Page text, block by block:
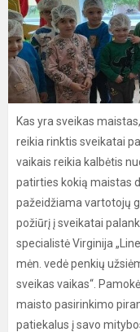
Kas yra sveikas
reikia rinktis sveikatai
vaikais reikia kalbėtis
patirties kokią maistas
pažeidžiama vartotojų
požiūrį į sveikatai
specialistė Virginija
mėn. vedė penkių
sveikas vaikas“.
maisto pasirinkimo
patiekalus į savo